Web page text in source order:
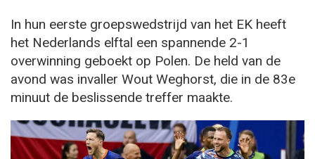
In hun eerste groepswedstrijd van het EK heeft
het Nederlands elftal een spannende 2-1
overwinning geboekt op Polen. De held van de
avond was invaller Wout Weghorst, die in de 83e
minuut de beslissende treffer maakte.